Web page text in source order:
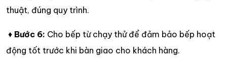
thuật, đúng quy trình.
♦ Bước 6: Cho bếp từ chạy thử để đảm bảo bếp hoạt
động tốt trước khi bàn giao cho khách hàng.